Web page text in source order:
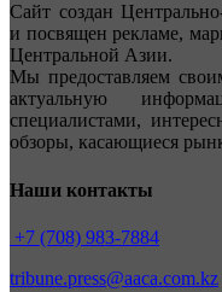
Сайт создан
и посвящен рекламе,
Центральной Азии.
Мы предоставляем
актуальную
специалистами,
обзоры, касающиеся
Наши контакты
+7 (708) 983-7884
tribune.press@aaca.com.kz